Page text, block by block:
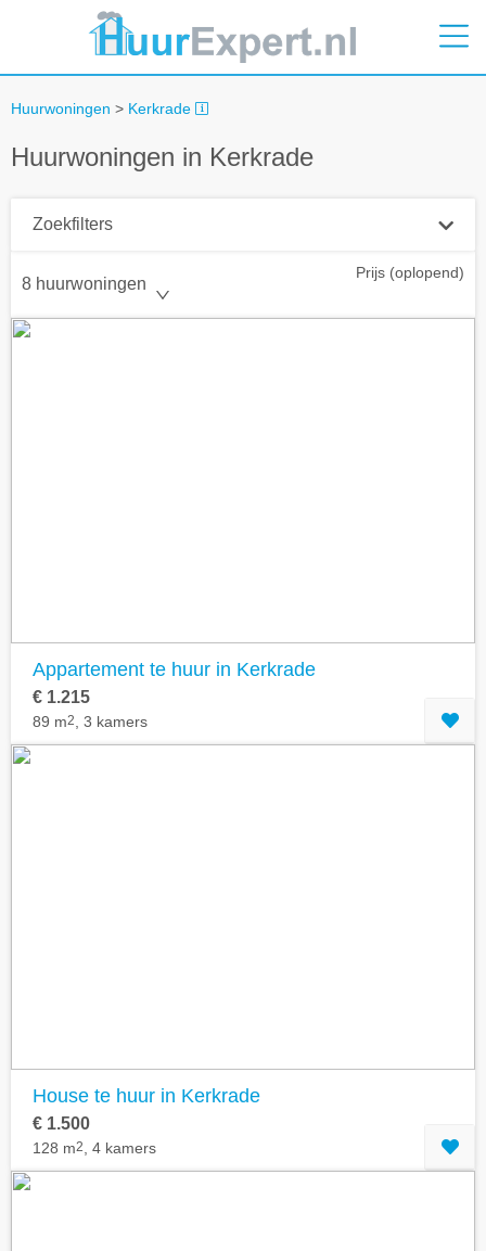
Huurwoningen > Kerkrade
Huurwoningen in Kerkrade
Zoekfilters
Plaatsnaam
8 huurwoningen
Prijs (oplopend)
Appartement te huur in Kerkrade
€ 1.215
89 m2 , 3 kamers
House te huur in Kerkrade
€ 1.500
128 m2 , 4 kamers